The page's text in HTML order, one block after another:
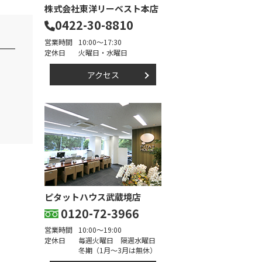
株式会社東洋リーベスト本店
0422-30-8810
営業時間
10:00～17:30
定休日
火曜日・水曜日
アクセス
ピタットハウス武蔵境店
0120-72-3966
営業時間
10:00～19:00
定休日
毎週火曜日 隔週水曜日
冬期（1月～3月は無休）